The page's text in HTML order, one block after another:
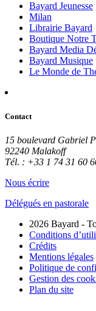
Bayard Jeunesse
Milan
Librairie Bayard
Boutique Notre
Bayard Media
Bayard Musique
Le Monde de
Contact
15 boulevard Gabriel
92240 Malakoff
Tél. : +33 1 74 31 60
Nous écrire
Délégués en pastorale
2026 Bayard -
Conditions
Crédits
Mentions légales
Politique de
Gestion des
Plan du site